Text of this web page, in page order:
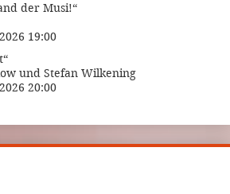
der Musi!“
19:00
und Stefan Wilkening
20:00